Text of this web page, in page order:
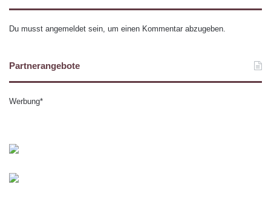
Du musst angemeldet sein, um einen Kommentar abzugeben.
Partnerangebote
Werbung*